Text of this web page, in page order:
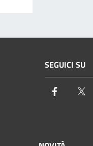
SEGUICI SU
Facebook